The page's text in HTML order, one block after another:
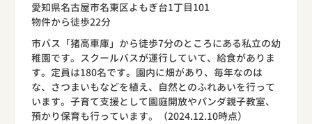
愛知県名古屋市名東区よもぎ台1丁目101
物件から徒歩22分
市バス「猪高車庫」から徒歩7分のところにある私立の幼
稚園です。スクールバスが運行していて、給食がありま
す。定員は180名です。園内に畑があり、毎年なのは
な、さつまいもなどを植え、自然とのふれあいを行って
います。子育て支援として園庭開放やパンダ親子教室、
預かり保育も行っています。（2024.12.10時点）